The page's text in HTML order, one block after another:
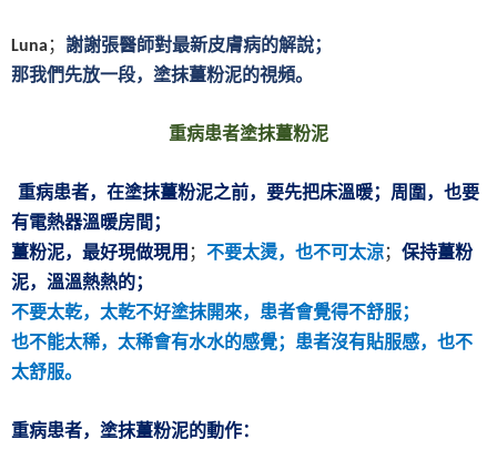
Luna ； 謝謝張醫師對最新皮膚病的解說；
那我們先放一段，塗抹薑粉泥的視頻。
重病患者塗抹薑粉泥
重病患者，在塗抹薑粉泥之前，要先把床溫暖；周圍，也要
有電熱器溫暖房間；
薑粉泥，最好現做現用； 不要太燙，也不可太涼； 保持薑粉
泥，溫溫熱熱的；
不要太乾，太乾不好塗抹開來，患者會覺得不舒服；
也不能太稀，太稀會有水水的感覺；患者沒有貼服感，也不
太舒服。
重病患者，塗抹薑粉泥的動作：